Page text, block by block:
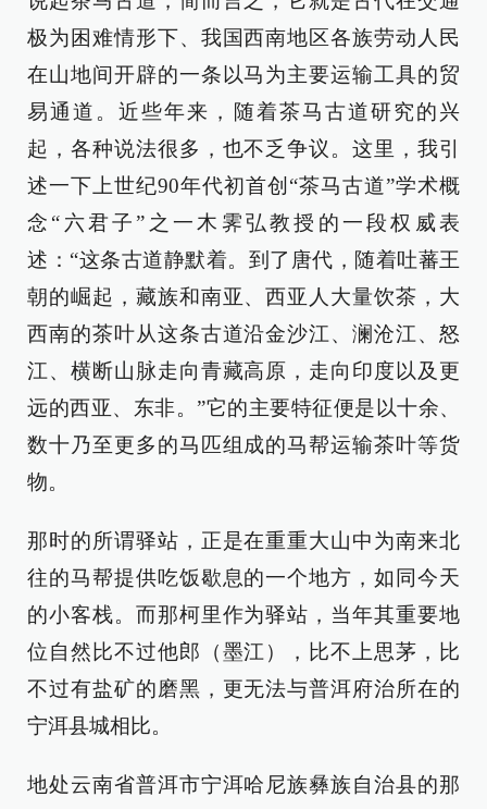
极为困难情形下、我国西南地区各族劳动人民
在山地间开辟的一条以马为主要运输工具的贸
易通道。近些年来，随着茶马古道研究的兴
起，各种说法很多，也不乏争议。这里，我引
述一下上世纪90年代初首创“茶马古道”学术概
念“六君子”之一木霁弘教授的一段权威表
述：“这条古道静默着。到了唐代，随着吐蕃王
朝的崛起，藏族和南亚、西亚人大量饮茶，大
西南的茶叶从这条古道沿金沙江、澜沧江、怒
江、横断山脉走向青藏高原，走向印度以及更
远的西亚、东非。”它的主要特征便是以十余、
数十乃至更多的马匹组成的马帮运输茶叶等货
物。
那时的所谓驿站，正是在重重大山中为南来北
往的马帮提供吃饭歇息的一个地方，如同今天
的小客栈。而那柯里作为驿站，当年其重要地
位自然比不过他郎（墨江），比不上思茅，比
不过有盐矿的磨黑，更无法与普洱府治所在的
宁洱县城相比。
地处云南省普洱市宁洱哈尼族彝族自治县的那